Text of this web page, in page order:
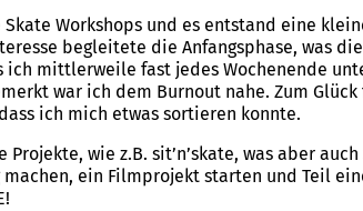
Workshops und es entstand eine
begleitete die Anfangsphase, was
mittlerweile fast jedes Wochenende
war ich dem Burnout nahe. Zum
ich mich etwas sortieren konnte.
wie z.B. sit’n’skate, was aber
ein Filmprojekt starten und Teil